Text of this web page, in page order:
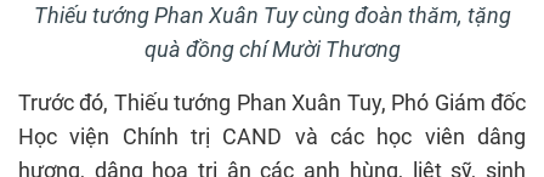
Thiếu tướng Phan Xuân Tuy cùng đoàn thăm, tặng
quà đồng chí Mười Thương
Trước đó, Thiếu tướng Phan Xuân Tuy, Phó Giám đốc
Học viện Chính trị CAND và các học viên dâng
hương, dâng hoa tri ân các anh hùng, liệt sỹ, sinh